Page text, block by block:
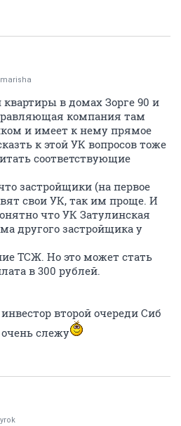
marisha
в домах Зорге 90 и
компания там
и имеет к нему прямое
к этой УК вопросов тоже
соответствующие
застройщики (на первое
свои УК, так им проще. И
что УК Затулинская
другого застройщика у
ТСЖ. Но это может стать
в 300 рублей.
второй очереди Сиб
очень слежу
yrok